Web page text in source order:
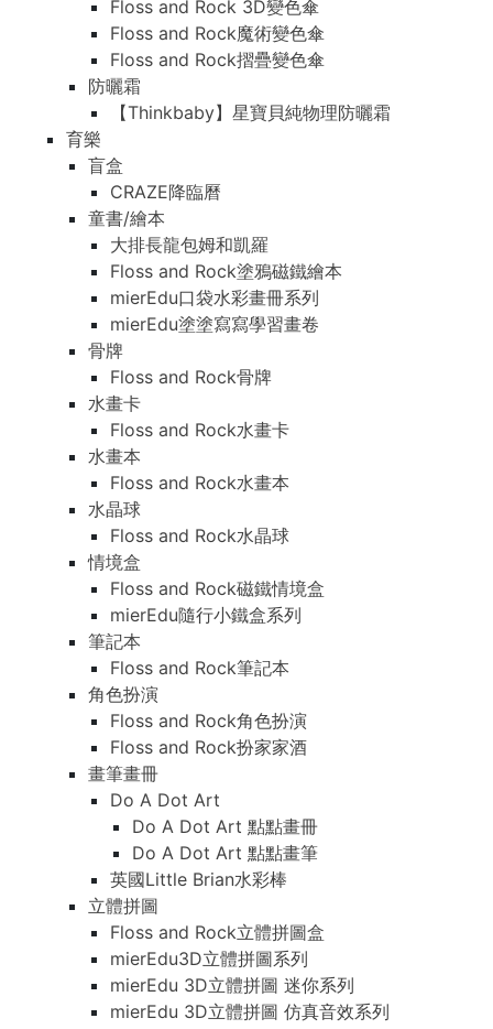
Floss and Rock 3D變色傘
Floss and Rock魔術變色傘
Floss and Rock摺疊變色傘
防曬霜
【Thinkbaby】星寶貝純物理防曬霜
育樂
盲盒
CRAZE降臨曆
童書/繪本
大排長龍包姆和凱羅
Floss and Rock塗鴉磁鐵繪本
mierEdu口袋水彩畫冊系列
mierEdu塗塗寫寫學習畫卷
骨牌
Floss and Rock骨牌
水畫卡
Floss and Rock水畫卡
水畫本
Floss and Rock水畫本
水晶球
Floss and Rock水晶球
情境盒
Floss and Rock磁鐵情境盒
mierEdu隨行小鐵盒系列
筆記本
Floss and Rock筆記本
角色扮演
Floss and Rock角色扮演
Floss and Rock扮家家酒
畫筆畫冊
Do A Dot Art
Do A Dot Art 點點畫冊
Do A Dot Art 點點畫筆
英國Little Brian水彩棒
立體拼圖
Floss and Rock立體拼圖盒
mierEdu3D立體拼圖系列
mierEdu 3D立體拼圖 迷你系列
mierEdu 3D立體拼圖 仿真音效系列